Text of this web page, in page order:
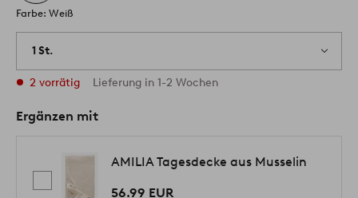
Farbe: Weiß
1 St.
2 vorrätig Lieferung in 1-2 Wochen
Ergänzen mit
AMILIA Tagesdecke aus Musselin
56.99 EUR